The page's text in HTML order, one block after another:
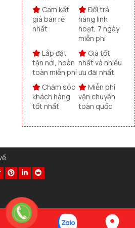
Cam kết
giá bán rẻ
nhất
Đổi trả
hàng linh
hoạt, 7 ngày
miễn phí
Lắp đặt
tận nơi, hoàn
toàn miễn phí
Giá tốt
nhất và nhiều
ưu đãi nhất
Chăm sóc
khách hàng
tốt nhất
Miễn phí
vận chuyển
toàn quốc